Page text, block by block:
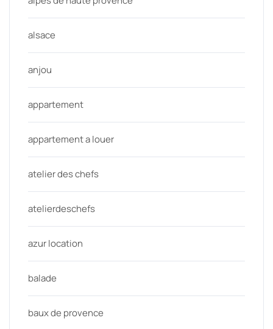
alsace
anjou
appartement
appartement a louer
atelier des chefs
atelierdeschefs
azur location
balade
baux de provence